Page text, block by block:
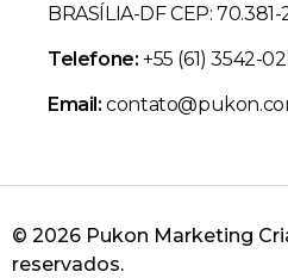
BRASÍLIA-DF CEP: 70.381-
Telefone: +55 (61) 3542-
Email:
© 2026 Pukon Marketing
reservados.